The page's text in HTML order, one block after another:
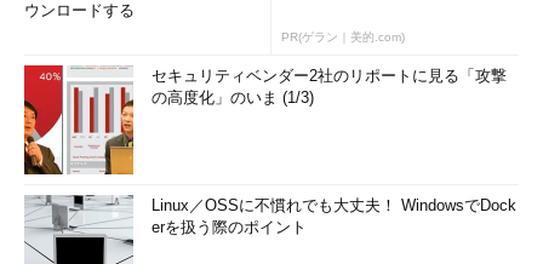
ウンロードする
PR(ゲラン｜美的.com)
セキュリティベンダー2社のリポートに見る「攻撃
の高度化」のいま (1/3)
Linux／OSSに不慣れでも大丈夫！ WindowsでDock
erを扱う際のポイント